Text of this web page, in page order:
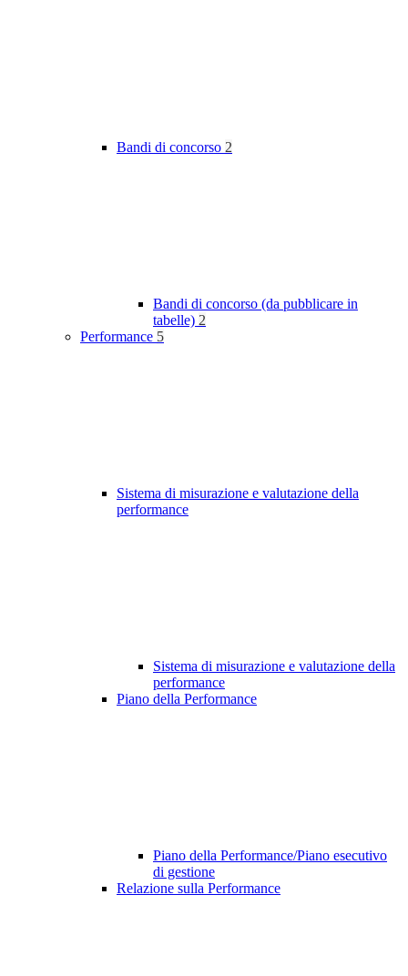
Bandi di concorso 2
Bandi di concorso (da pubblicare in
tabelle) 2
Performance 5
Sistema di misurazione e valutazione della
performance
Sistema di misurazione e valutazione della
performance
Piano della Performance
Piano della Performance/Piano esecutivo
di gestione
Relazione sulla Performance